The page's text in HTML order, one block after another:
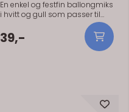
En enkel og festfin ballongmiks
i hvitt og gull som passer til
bursdager i alle aldre. Settet
kombinerer ballonger med
gulltekst, ensfargede hvite
39,-